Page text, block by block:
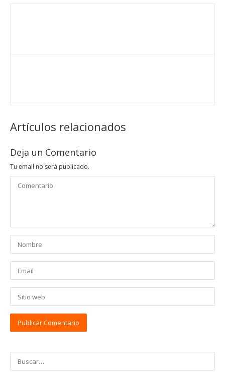
Artículos relacionados
Deja un Comentario
Tu email no será publicado.